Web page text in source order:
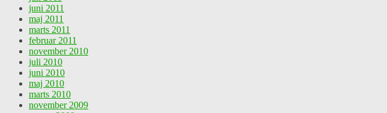
juni 2011
maj 2011
marts 2011
februar 2011
november 2010
juli 2010
juni 2010
maj 2010
marts 2010
november 2009